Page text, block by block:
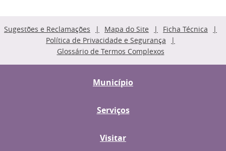
Sugestões e Reclamações Mapa do Site
Ficha Técnica
Política de Privacidade e Segurança
Glossário de Termos Complexos
Município
Serviços
Visitar